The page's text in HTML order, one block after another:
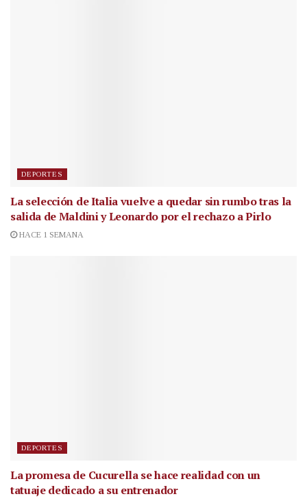
DEPORTES
La selección de Italia vuelve a quedar sin rumbo tras la
salida de Maldini y Leonardo por el rechazo a Pirlo
HACE 1 SEMANA
DEPORTES
La promesa de Cucurella se hace realidad con un
tatuaje dedicado a su entrenador